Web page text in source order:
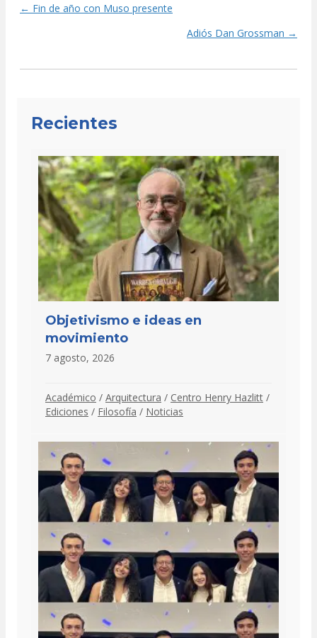
Posts
← Fin de año con Muso presente
Adiós Dan Grossman →
Recientes
Objetivismo e ideas en
movimiento
7 agosto, 2026
Académico / Arquitectura / Centro Henry Hazlitt /
Ediciones / Filosofía / Noticias